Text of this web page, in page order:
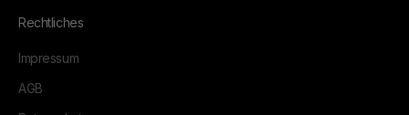
Rechtliches
Impressum
AGB